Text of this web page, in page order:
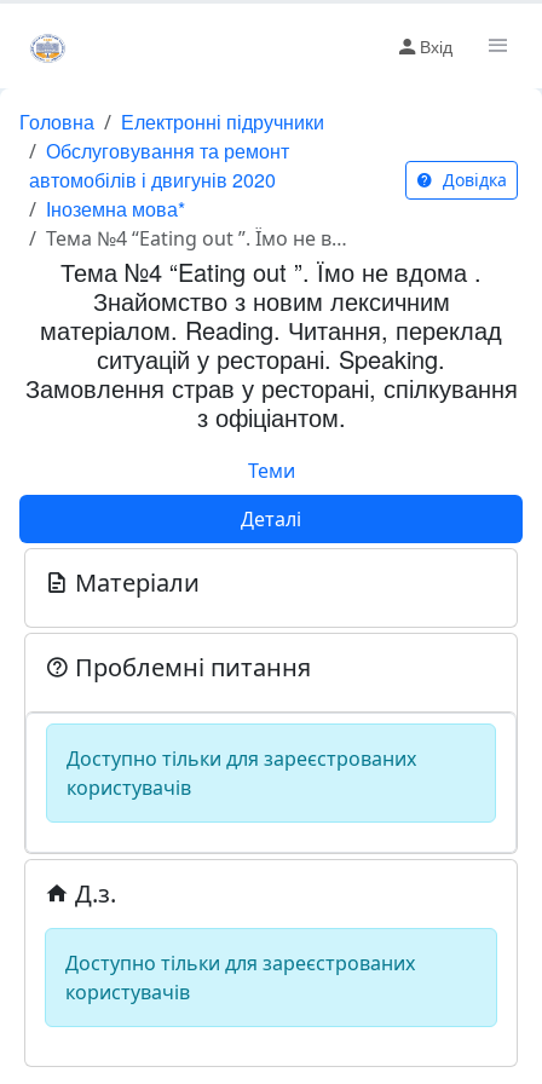
Вхід
Головна
Електронні підручники
Обслуговування та ремонт
автомобілів і двигунів 2020
Іноземна мова*
Тема №4 “Eating out ”. Їмо не вдома . Знайомство з новим лексичним матеріалом. Reading. Читання, переклад ситуацій у ресторані. Speaking. Замовлення страв у ресторані, спілкування з офіціантом.
Довідка
Тема №4 “Eating out ”. Їмо не вдома .
Знайомство з новим лексичним
матеріалом. Reading. Читання, переклад
ситуацій у ресторані. Speaking.
Замовлення страв у ресторані, спілкування
з офіціантом.
Теми
Деталі
Матеріали
Проблемні питання
Доступно тільки для зареєстрованих
користувачів
Д.з.
Доступно тільки для зареєстрованих
користувачів